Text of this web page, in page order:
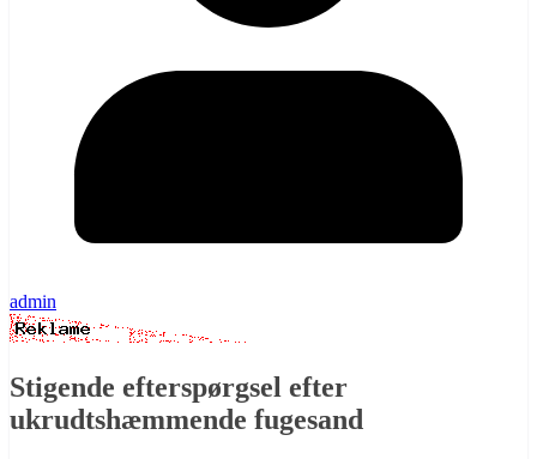
admin
Stigende efterspørgsel efter
ukrudtshæmmende fugesand